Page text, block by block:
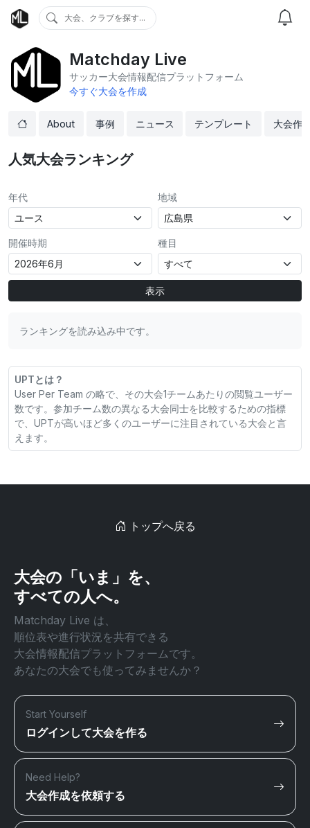
大会、クラブを探す...
Matchday Live
サッカー大会情報配信プラットフォーム
今すぐ大会を作成
About 事例 ニュース テンプレート 大会作
人気大会ランキング
年代 地域
開催時期 種目
表示
ランキングを読み込み中です。
UPTとは？
User Per Team の略で、その大会1チームあたりの閲覧ユーザー
数です。参加チーム数の異なる大会同士を比較するための指標
で、UPTが高いほど多くのユーザーに注目されている大会と言
えます。
トップへ戻る
大会の「いま」を、
すべての人へ。
Matchday Live は、
順位表や進行状況を共有できる
大会情報配信プラットフォームです。
あなたの大会でも使ってみませんか？
Start Yourself
ログインして大会を作る
Need Help?
大会作成を依頼する